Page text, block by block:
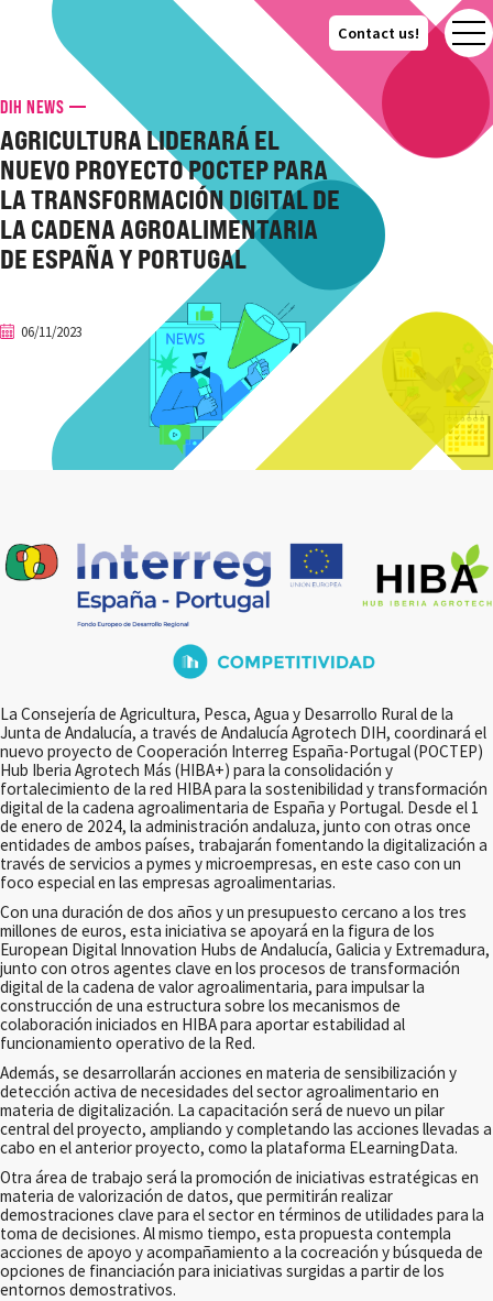
Contact us!
Contact us!
DIH NEWS
AGRICULTURA LIDERARÁ EL
NUEVO PROYECTO POCTEP PARA
LA TRANSFORMACIÓN DIGITAL DE
LA CADENA AGROALIMENTARIA
DE ESPAÑA Y PORTUGAL
06/11/2023
La Consejería de Agricultura, Pesca, Agua y Desarrollo Rural de la
Junta de Andalucía, a través de Andalucía Agrotech DIH, coordinará el
nuevo proyecto de Cooperación Interreg España-Portugal (POCTEP)
Hub Iberia Agrotech Más (HIBA+) para la consolidación y
fortalecimiento de la red HIBA para la sostenibilidad y transformación
digital de la cadena agroalimentaria de España y Portugal. Desde el 1
de enero de 2024, la administración andaluza, junto con otras once
entidades de ambos países, trabajarán fomentando la digitalización a
través de servicios a pymes y microempresas, en este caso con un
foco especial en las empresas agroalimentarias.
Con una duración de dos años y un presupuesto cercano a los tres
millones de euros, esta iniciativa se apoyará en la figura de los
European Digital Innovation Hubs de Andalucía, Galicia y Extremadura,
junto con otros agentes clave en los procesos de transformación
digital de la cadena de valor agroalimentaria, para impulsar la
construcción de una estructura sobre los mecanismos de
colaboración iniciados en HIBA para aportar estabilidad al
funcionamiento operativo de la Red.
Además, se desarrollarán acciones en materia de sensibilización y
detección activa de necesidades del sector agroalimentario en
materia de digitalización. La capacitación será de nuevo un pilar
central del proyecto, ampliando y completando las acciones llevadas a
cabo en el anterior proyecto, como la plataforma ELearningData.
Otra área de trabajo será la promoción de iniciativas estratégicas en
materia de valorización de datos, que permitirán realizar
demostraciones clave para el sector en términos de utilidades para la
toma de decisiones. Al mismo tiempo, esta propuesta contempla
acciones de apoyo y acompañamiento a la cocreación y búsqueda de
opciones de financiación para iniciativas surgidas a partir de los
entornos demostrativos.